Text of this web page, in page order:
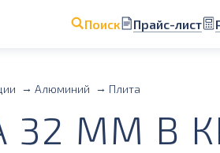
Поиск Прайс-лист
Алюминий Плита
ММ В